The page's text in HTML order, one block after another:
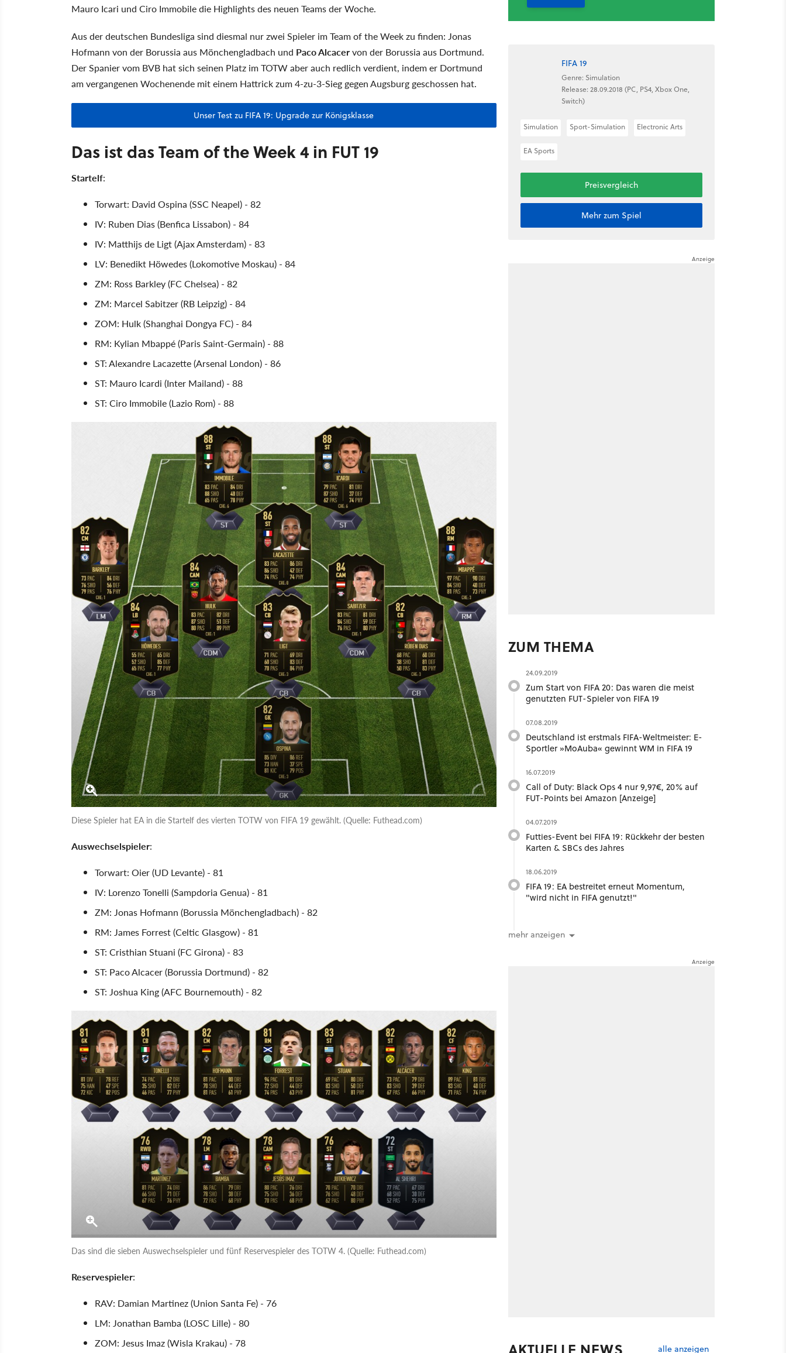
Mauro Icari und Ciro Immobile die Highlights des neuen Teams der Woche.
Aus der deutschen Bundesliga sind diesmal nur zwei Spieler im Team of the Week zu finden: Jonas
Hofmann von der Borussia aus Mönchengladbach und Paco Alcacervon der Borussia aus Dortmund.
Der Spanier vom BVB hat sich seinen Platz im TOTW aber auch redlich verdient, indem er Dortmund
am vergangenen Wochenende mit einem Hattrick zum 4-zu-3-Sieg gegen Augsburg geschossen hat.
Unser Test zu FIFA 19: Upgrade zur Königsklasse
Das ist das Team of the Week 4 in FUT 19
Startelf:
Torwart: David Ospina (SSC Neapel) - 82
IV: Ruben Dias (Benfica Lissabon) - 84
IV: Matthijs de Ligt (Ajax Amsterdam) - 83
LV: Benedikt Höwedes (Lokomotive Moskau) - 84
ZM: Ross Barkley (FC Chelsea) - 82
ZM: Marcel Sabitzer (RB Leipzig) - 84
ZOM: Hulk (Shanghai Dongya FC) - 84
RM: Kylian Mbappé (Paris Saint-Germain) - 88
ST: Alexandre Lacazette (Arsenal London) - 86
ST: Mauro Icardi (Inter Mailand) - 88
ST: Ciro Immobile (Lazio Rom) - 88
Diese Spieler hat EA in die Startelf des vierten TOTW von FIFA 19 gewählt. (Quelle: Futhead.com)
Auswechselspieler:
Torwart: Oier (UD Levante) - 81
IV: Lorenzo Tonelli (Sampdoria Genua) - 81
ZM: Jonas Hofmann (Borussia Mönchengladbach) - 82
RM: James Forrest (Celtic Glasgow) - 81
ST: Cristhian Stuani (FC Girona) - 83
ST: Paco Alcacer (Borussia Dortmund) - 82
ST: Joshua King (AFC Bournemouth) - 82
Das sind die sieben Auswechselspieler und fünf Reservespieler des TOTW 4. (Quelle: Futhead.com)
Reservespieler:
RAV: Damian Martinez (Union Santa Fe) - 76
LM: Jonathan Bamba (LOSC Lille) - 80
ZOM: Jesus Imaz (Wisla Krakau) - 78
FIFA 19
Genre: Simulation
Release: 28.09.2018 (PC, PS4, Xbox One,
Switch)
Simulation Sport-Simulation Electronic Arts
EA Sports
Preisvergleich
Mehr zum Spiel
ZUM THEMA
24.09.2019
Zum Start von FIFA 20: Das waren die meist
genutzten FUT-Spieler von FIFA 19
07.08.2019
Deutschland ist erstmals FIFA-Weltmeister: E-
Sportler »MoAuba« gewinnt WM in FIFA 19
16.07.2019
Call of Duty: Black Ops 4 nur 9,97€, 20% auf
FUT-Points bei Amazon [Anzeige]
04.07.2019
Futties-Event bei FIFA 19: Rückkehr der besten
Karten & SBCs des Jahres
18.06.2019
FIFA 19: EA bestreitet erneut Momentum,
"wird nicht in FIFA genutzt!"
mehr anzeigen
alle anzeigen